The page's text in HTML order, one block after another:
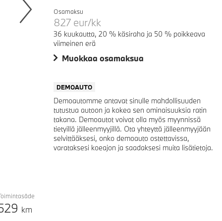
Osamaksu
827 eur/kk
36 kuukautta, 20 % käsiraha ja 50 % poikkeava
viimeinen erä
Muokkaa osamaksua
DEMOAUTO
Demoautomme antavat sinulle mahdollisuuden
tutustua autoon ja kokea sen ominaisuuksia ratin
takana. Demoautot voivat olla myös myynnissä
tietyillä jälleenmyyjillä. Ota yhteyttä jälleenmyyjään
selvittääksesi, onko demoauto ostettavissa,
varataksesi koeajon ja saadaksesi muita lisätietoja.
km